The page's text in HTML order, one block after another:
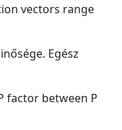
vectors range
Egész
factor between P